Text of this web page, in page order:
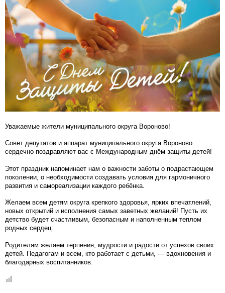
Уважаемые жители муниципального округа Вороново!
Совет депутатов и аппарат муниципального округа Вороново
сердечно поздравляют вас с Международным днём защиты детей!
Этот праздник напоминает нам о важности заботы о подрастающем
поколении, о необходимости создавать условия для гармоничного
развития и самореализации каждого ребёнка.
Желаем всем детям округа крепкого здоровья, ярких впечатлений,
новых открытий и исполнения самых заветных желаний! Пусть их
детство будет счастливым, безопасным и наполненным теплом
родных сердец.
Родителям желаем терпения, мудрости и радости от успехов своих
детей. Педагогам и всем, кто работает с детьми, — вдохновения и
благодарных воспитанников.